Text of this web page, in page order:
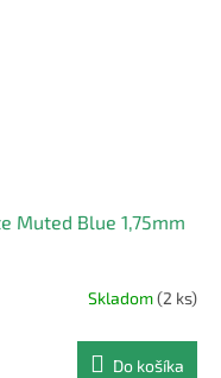
Muted Blue 1,75mm
Skladom(2 ks)
Do košíka